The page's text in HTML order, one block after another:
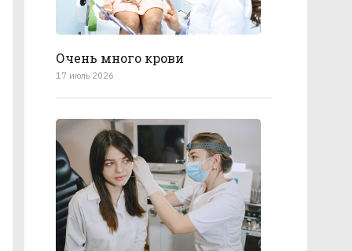
Очень много крови
17 июль 2026